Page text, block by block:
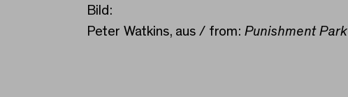
Bild:
Peter Watkins, aus / from: Punishment Park